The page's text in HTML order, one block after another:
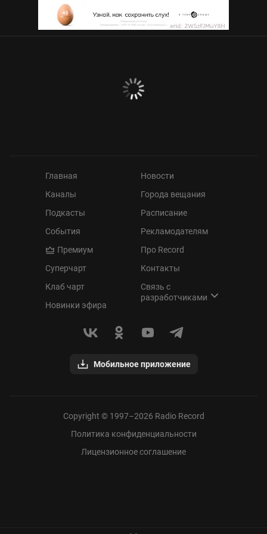
Главная
Каналы
Подкасты
События
Премиум
Суперчарт
Клаб чарт
Новинки эфира
Новости
Города вещания
Расписание
Рекламодателям
Про Record
Контакты
Связь с
разработчиками
Мобильное приложение
Copyright © 1997–2026 Radio Record
Политика конфиденциальности
Лицензионное соглашение